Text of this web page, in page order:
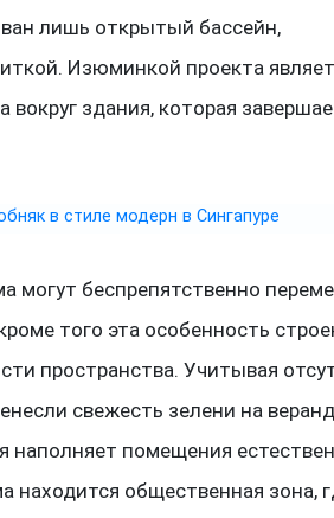
лишь открытый бассейн,
Изюминкой проекта
вокруг здания, которая
могут беспрепятственно
того эта особенность
пространства. Учитывая
свежесть зелени на
наполняет помещения
находится общественная зона,